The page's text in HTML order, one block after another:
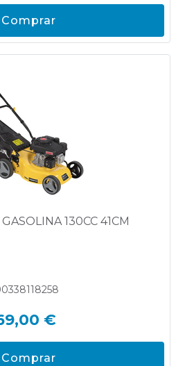
Comprar
130CC 41CM
€
Comprar